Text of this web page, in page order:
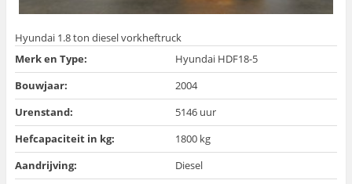
Hyundai 1.8 ton diesel vorkheftruck
Merk en Type:
Hyundai HDF18-5
Bouwjaar:
2004
Urenstand:
5146 uur
Hefcapaciteit in kg:
1800 kg
Aandrijving:
Diesel